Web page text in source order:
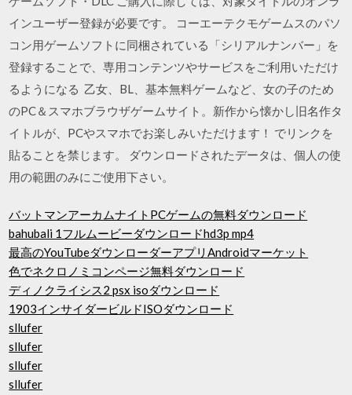
インユーザー登録が必要です。 コーエーテクモゲームスのパソ
コン用ゲームソフトに同梱されている「シリアルナンバー」を
登録することで、専用コンテンツやサービスをご利用いただけ
るようになる 乙女、BL、基本無料ゲームなど、女の子のため
のPC＆スマホブラウザゲームサイト。新作から懐かし旧名作タ
イトルが、PCやスマホでお楽しみいただけます！ でリンクを
貼ることを禁じます。 ダウンロードされたデータは、個人の使
用の範囲のみにご使用下さい。
バットマンアーカムナイトPCゲームの無料ダウンロード
bahubali 1フルムービーダウンロードhd3p mp4
最高のYouTubeダウンローダーアプリAndroidマーケット
色でネクロノミコンページ無料ダウンロード
ディノクライシス2 psx isoダウンロード
1903インサイダービルドISOダウンロード
sllufer
sllufer
sllufer
sllufer